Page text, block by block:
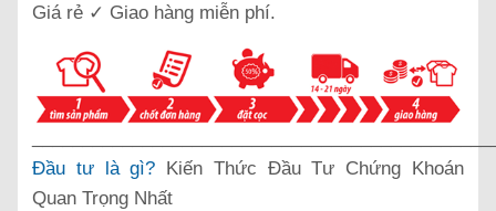
Giá rẻ ✓ Giao hàng miễn phí.
Đầu tư là gì? Kiến Thức Đầu Tư Chứng Khoán
Quan Trọng Nhất